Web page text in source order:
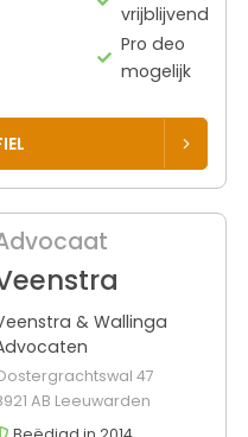
vrijblijvend
Pro deo
mogelijk
& Wallinga
47
AB Leeuwarden